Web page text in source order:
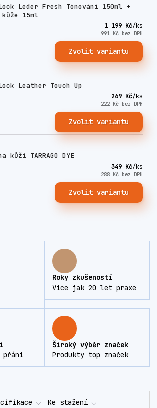
Leder Fresh Tónování 150ml +
15ml
1 199 Kč/ks
991 Kč bez DPH
Zvolit variantu
Leather Touch Up
269 Kč/ks
222 Kč bez DPH
Zvolit variantu
kůži TARRAGO DYE
349 Kč/ks
288 Kč bez DPH
Zvolit variantu
Roky zkušeností
Více jak 20 let praxe
přání
Široký výběr značek
Produkty top značek
Ke stažení